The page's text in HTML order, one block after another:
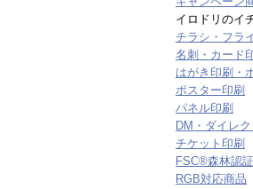
イロドリのイ
チラシ・フラ
名刺・カード
はがき印刷・
ポスター印刷
パネル印刷
DM・ダイレ
チケット印刷
FSC®森林認
RGB対応商品